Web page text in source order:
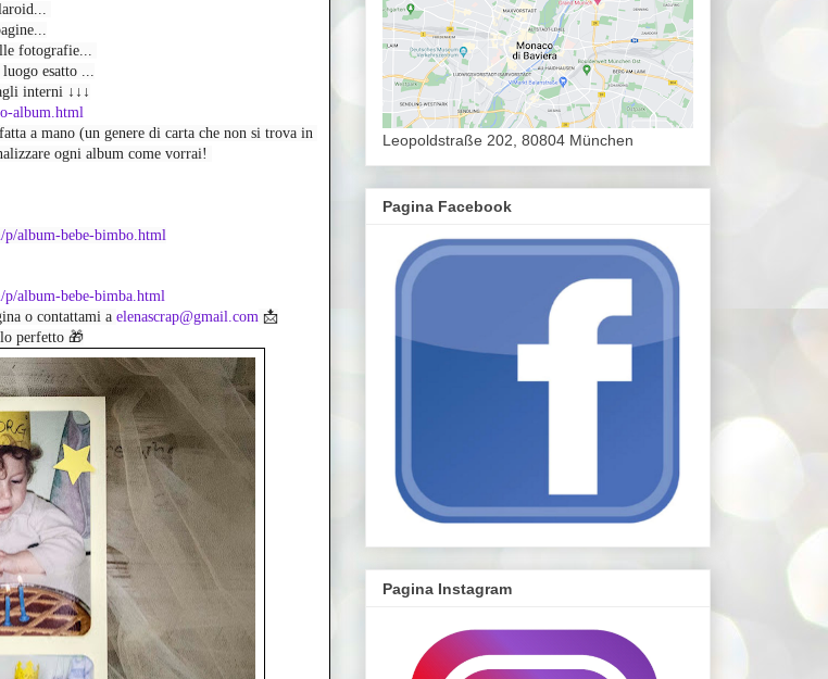
fotografie...
esatto ...
interni ↓↓↓
album.html
a mano (un genere di carta che non si trova in
ogni album come vorrai!
album-bebe-bimbo.html
album-bebe-bimba.html
o contattami a elenascrap@gmail.com 📩
perfetto 🎁
Leopoldstraße 202, 80804 München
Pagina Facebook
Pagina Instagram